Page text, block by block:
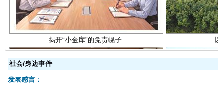
社会/身边事件
发表感言：